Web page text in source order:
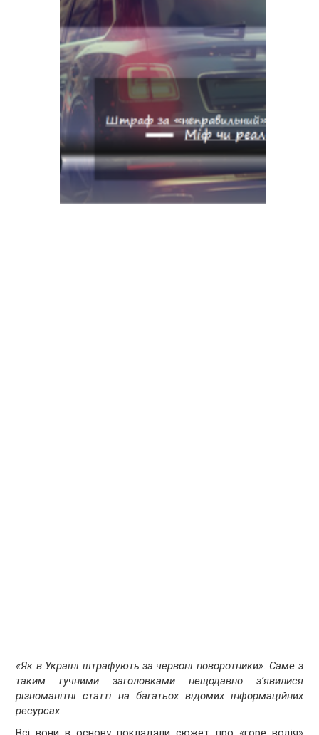
«Як в Україні штрафують за червоні поворотники». Саме з
таким гучними заголовками нещодавно з’явилися
різноманітні статті на багатьох відомих інформаційних
ресурсах.